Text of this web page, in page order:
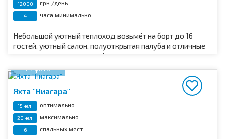
12000 грн./день
4 часа минимально
Небольшой уютный теплоход возьмёт на борт до 16
гостей, уютный салон, полуоткрытая палуба и отличные
возможности для отдыха!
27 фото
Яхта "Ниагара"
15 чел. оптимально
20 чел. максимально
6 спальных мест